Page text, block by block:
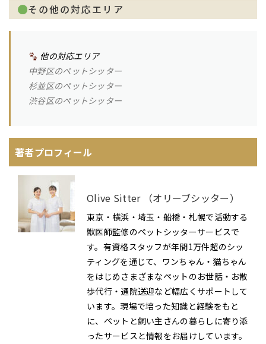
その他の対応エリア
他の対応エリア
中野区のペットシッター
杉並区のペットシッター
渋谷区のペットシッター
著者プロフィール
Olive Sitter （オリーブシッター）
東京・横浜・埼玉・船橋・札幌で活動する
獣医師監修のペットシッターサービスで
す。有資格スタッフが年間1万件超のシッ
ティングを通じて、ワンちゃん・猫ちゃん
をはじめさまざまなペットのお世話・お散
歩代行・通院送迎など幅広くサポートして
います。現場で培った知識と経験をもと
に、ペットと飼い主さんの暮らしに寄り添
ったサービスと情報をお届けしています。